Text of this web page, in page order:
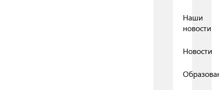
Наши
новости
Новости